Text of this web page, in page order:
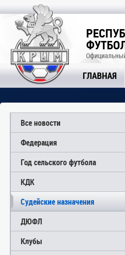
ГЛАВНАЯ
Все новости
Федерация
Год сельского футбола
КДК
Судейские назначения
ДЮФЛ
Клубы